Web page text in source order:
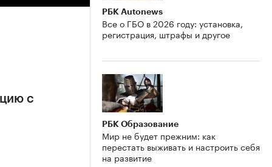
с
РБК Autonews
Все о ГБО в 2026 году: установка,
регистрация, штрафы и другое
РБК Образование
Мир не будет прежним: как
перестать выживать и настроить себя
на развитие